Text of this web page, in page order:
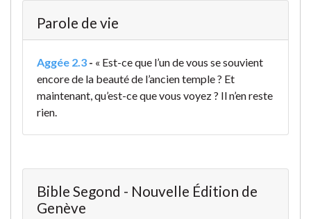
Parole de vie
Aggée 2.3 - « Est-ce que l’un de vous se souvient
encore de la beauté de l’ancien temple ? Et
maintenant, qu’est-ce que vous voyez ? Il n’en reste
rien.
Bible Segond - Nouvelle Édition de
Genève